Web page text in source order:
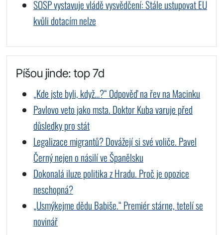
SOSP vystavuje vládě vysvědčení: Stále ustupovat EU
kvůli dotacím nelze
Píšou jinde: top 7d
„Kde jste byli, když…?“ Odpověď na řev na Macinku
Pavlovo veto jako msta. Doktor Kuba varuje před
důsledky pro stát
Legalizace migrantů? Dovážejí si své voliče. Pavel
Černý nejen o násilí ve Španělsku
Dokonalá iluze politika z Hradu. Proč je opozice
neschopná?
„Usmýkejme dědu Babiše.“ Premiér stárne, tetelí se
novinář